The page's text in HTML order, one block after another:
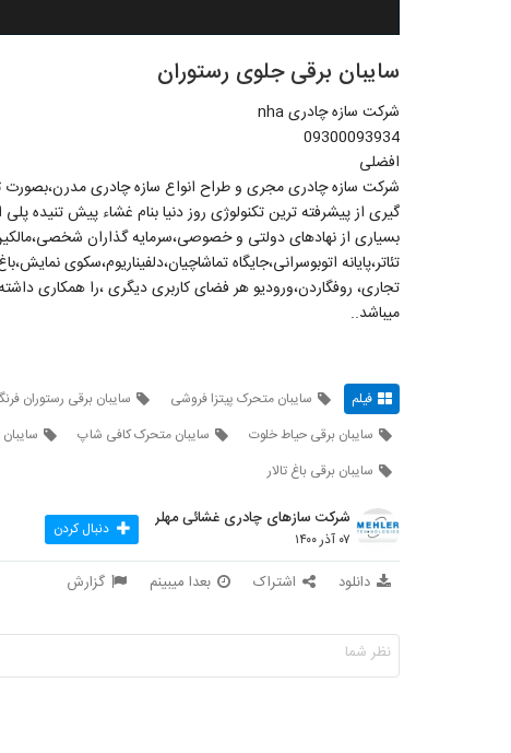
سایبان برقی جلوی رستوران
شرکت سازه چادری nha
09300093934
افضلی
شرکت سازه چادری مجری و طراح انواع سازه چادری مدرن،بصورت
گیری از پیشرفته ترین تکنولوژی روز دنیا بنام غشاء پیش تنیده
بسیاری از نهادهای دولتی و خصوصی،سرمایه گذاران
تئاتر،پایانه اتوبوسرانی،جایگاه تماشاچیان،دلفیناریوم،سکوی
تجاری، روفگاردن،ورودیو هر فضای کاربری دیگری ،را همکاری
میباشد..
فیلم سایبان متحرک پیتزا فروشی سایبان برقی رستوران
سایبان برقی حیاط خلوت
سایبان متحرک کافی شاپ
سایبان برقی باغ تالار
شرکت سازهای چادری غشائی مهلر
۰۷ آذر ۱۴۰۰ دنبال کردن
دانلود اشتراک بعدا میبینم گزارش